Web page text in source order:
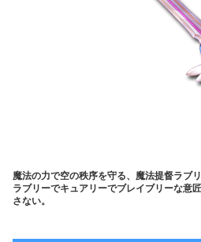
魔法の力で空の秩序を守る、魔法提督ラブ
ラブリーでキュアリーでブレイブリーな意
さない。